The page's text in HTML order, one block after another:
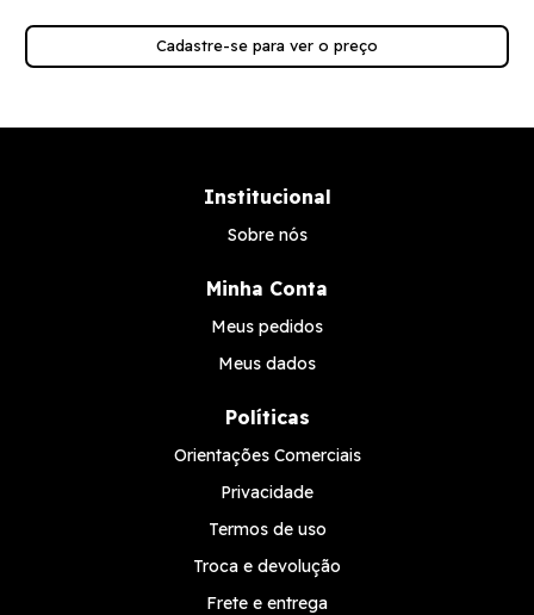
Cadastre-se para ver o preço
Institucional
Sobre nós
Minha Conta
Meus pedidos
Meus dados
Políticas
Orientações Comerciais
Privacidade
Termos de uso
Troca e devolução
Frete e entrega